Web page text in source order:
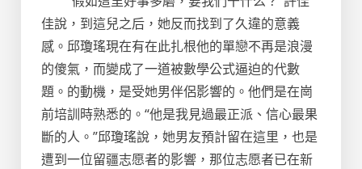
佳說，到這兒之后，她反而找到了久違的意義
感。 邱瓊瑤現在有在此扎根他的單戀不再是浪漫
的傻氣，而變成了一道被數學公式逼迫的代數
題。的動機，是受她男伴侶影響的。他們是在崗
前培訓時熟悉的。“他是我見過最正派、信心最果
斷的人。”邱瓊瑤說，她男友預計留在這里，也是
遭到一位留疆志愿者的影響，那位志愿者已在新